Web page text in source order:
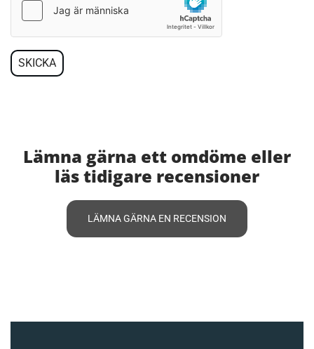
Lämna gärna ett omdöme eller
läs tidigare recensioner
LÄMNA GÄRNA EN RECENSION